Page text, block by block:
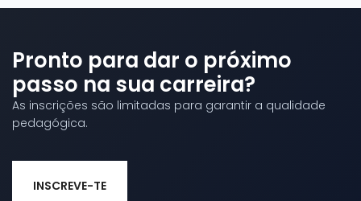
Pronto para dar o próximo
passo na sua carreira?
As inscrições são limitadas para garantir a qualidade
pedagógica.
INSCREVE-TE